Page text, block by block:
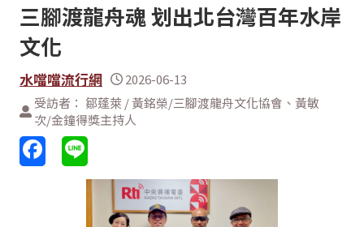
三腳渡龍舟魂 划出北台灣百年水岸
文化
水噹噹流行網
2026-06-13
受訪者： 鄒蓬萊 / 黃銘榮/三腳渡龍舟文化協會、黃敏
次/金鐘得獎主持人